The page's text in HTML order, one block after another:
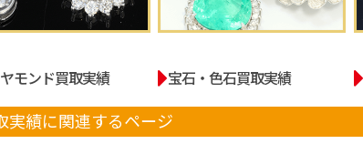
モンド買取実績 宝石・色石買取実績
実績に関連するページ